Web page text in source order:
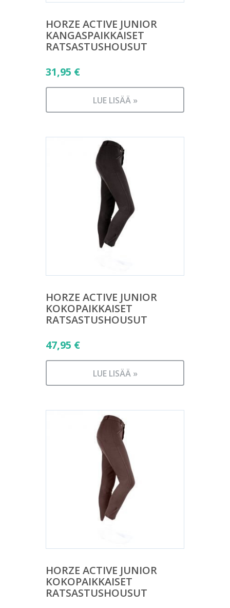
HORZE ACTIVE JUNIOR
KANGASPAIKKAISET
RATSASTUSHOUSUT
31,95 €
LUE LISÄÄ »
HORZE ACTIVE JUNIOR
KOKOPAIKKAISET
RATSASTUSHOUSUT
47,95 €
LUE LISÄÄ »
HORZE ACTIVE JUNIOR
KOKOPAIKKAISET
RATSASTUSHOUSUT